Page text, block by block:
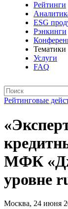
Рейтинги
ESG
Рэнкинги
Тематики
Услуги
FAQ
Рейтинговые
МФК
уровне
Москва, 24 июня